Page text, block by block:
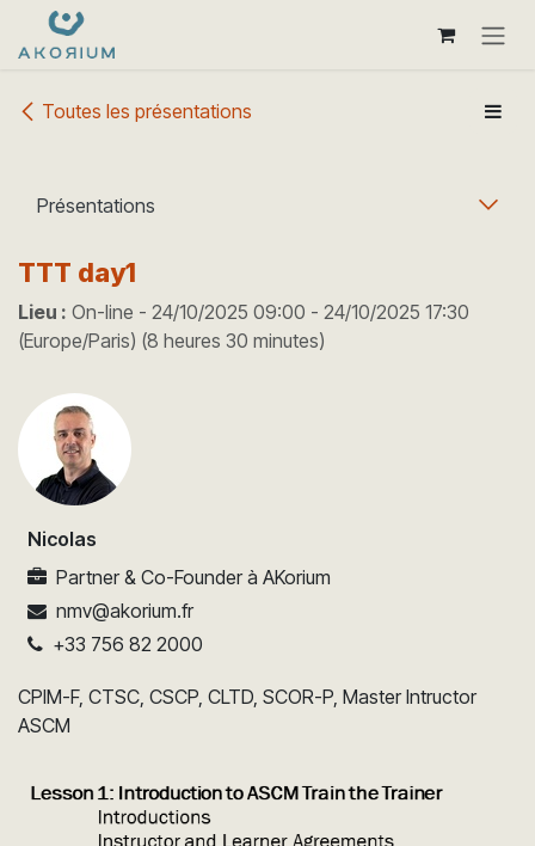
Se rendre au contenu
Toutes les présentations
Présentations
TTT day1
Lieu : On-line - 24/10/2025 09:00 - 24/10/2025 17:30
(Europe/Paris) (8 heures 30 minutes)
Nicolas
Partner & Co-Founder à AKorium
nmv@akorium.fr
+33 756 82 2000
CPIM-F, CTSC, CSCP, CLTD, SCOR-P, Master Intructor
ASCM